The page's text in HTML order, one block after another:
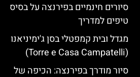
סיורים חינמיים בפירנצה על בסיס
טיפים למדריך
מגדל ובית קמפטלי בסן ג'ימיניאנו
(Torre e Casa Campatelli)
סיור מודרך בפירנצה: הכיפה של